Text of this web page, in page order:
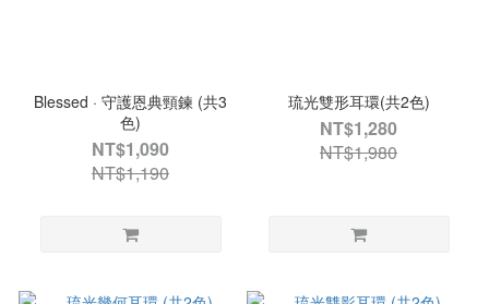
Blessed · 守護恩典頸鍊 (共3
色)
NT$1,090
NT$1,190
琉光雙形耳環(共2色)
NT$1,280
NT$1,980